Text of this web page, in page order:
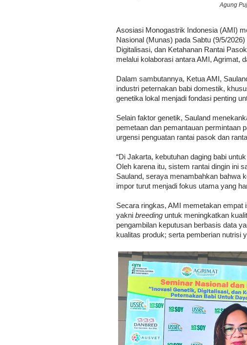
Agung
Asosiasi Monogastrik Indonesia (AMI)
Nasional (Munas) pada Sabtu (9/5/
Digitalisasi, dan Ketahanan Rantai
melalui kolaborasi antara AMI, Agrimat,
Dalam sambutannya, Ketua AMI,
industri peternakan babi domestik,
genetika lokal menjadi fondasi penting
Selain faktor genetik, Sauland
pemetaan dan pemantauan permintaan
urgensi penguatan rantai pasok dan
“Di Jakarta, kebutuhan daging babi
Oleh karena itu, sistem rantai dingin ini
Sauland, seraya menambahkan bahwa
impor turut menjadi fokus utama yang
Secara ringkas, AMI memetakan empat
yakni breeding untuk meningkatkan
pengambilan keputusan berbasis data
kualitas produk; serta pemberian nutrisi